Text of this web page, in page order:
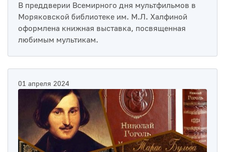
В преддверии Всемирного дня мультфильмов в
Моряковской библиотеке им. М.Л. Халфиной
оформлена книжная выставка, посвященная
любимым мультикам.
01 апреля 2024